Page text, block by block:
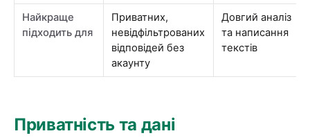
Найкраще
підходить для
Приватних,
невідфільтрованих
відповідей без
акаунту
Довгий аналіз
та написання
текстів
Приватність та дані